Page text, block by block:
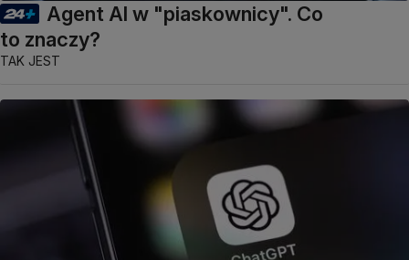
Agent AI w "piaskownicy". Co
to znaczy?
TAK JEST